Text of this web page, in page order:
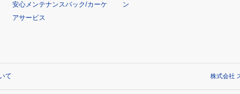
安心メンテナンスパック/カーケ
アサービス
ン
て 株式会社